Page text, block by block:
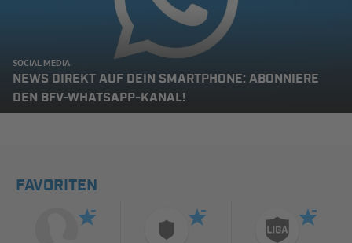
SOCIAL MEDIA
NEWS DIREKT AUF DEIN SMARTPHONE: ABONNIERE
DEN BFV-WHATSAPP-KANAL!
FAVORITEN